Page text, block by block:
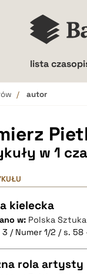
lista
autor
w 1
kielecka
w: Polska
3 / Numer 1/2 / s. 58
rola artysty